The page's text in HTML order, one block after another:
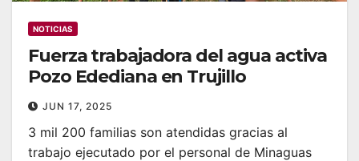
NOTICIAS
Fuerza trabajadora del agua activa
Pozo Edediana en Trujillo
JUN 17, 2025
3 mil 200 familias son atendidas gracias al
trabajo ejecutado por el personal de Minaguas